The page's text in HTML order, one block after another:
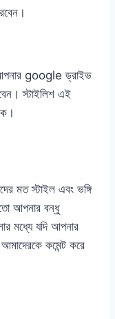
google ড্রাইভ
স্টাইলিশ এই
মত স্টাইল এবং ভঙ্গি
আপনার বন্ধু
মধ্যে যদি আপনার
কমেন্ট করে